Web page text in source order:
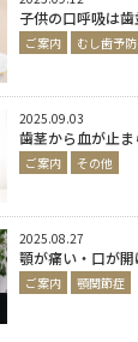
ご案内 むし歯予防
2025.09.03
ご案内 その他
2025.08.27
ご案内 顎関節症